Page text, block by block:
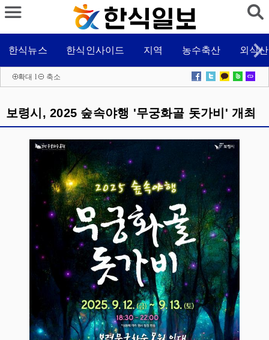
한식뉴스 한식인사이드 지역 농수축산 외식
확대 l 축소
보령시, 2025 숲속야행 '무궁화골 돗가비' 개최